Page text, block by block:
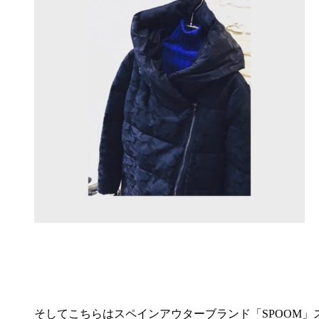
そしてこちらはスペインアウターブランド「SPOOM」